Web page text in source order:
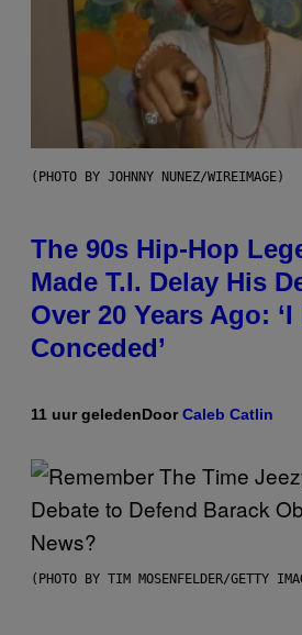
(PHOTO BY JOHNNY NUNEZ/WIREIMAGE)
The 90s Hip-Hop
Made T.I. Delay His
Over 20 Years Ago:
Conceded’
11 uur geledenDoorCaleb Catlin
(PHOTO BY TIM MOSENFELDER/GETTY